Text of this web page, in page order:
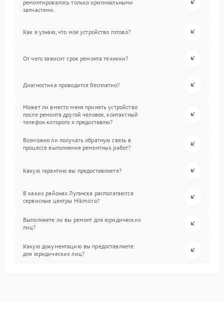
ремонтировалось только оригинальными
запчастями.
Как я узнаю, что мое устройство готово?
От чего зависит срок ремонта техники?
Диагностика проводится бесплатно?
Может ли вместо меня принять устройство
после ремонта другой человек, контактный
телефон которого я предоставлю?
Возможно ли получать обратную связь в
процессе выполнения ремонтных работ?
Какую гарантию вы предоставляете?
В каких районах Луганска располагаются
сервисные центры Hikmicro?
Выполняете ли вы ремонт для юридических
лиц?
Какую документацию вы предоставляете
для юридических лиц?